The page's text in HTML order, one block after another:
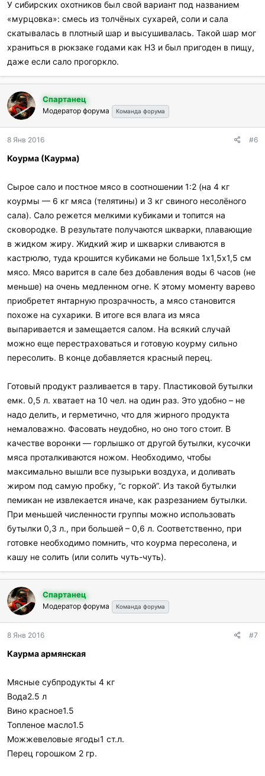
У сибирских охотников был свой вариант под названием
«мурцовка»: смесь из толчёных сухарей, соли и сала
скатывалась в плотный шар и высушивалась. Такой шар мог
храниться в рюкзаке годами как НЗ и был пригоден в пищу,
даже если сало прогоркло.
Спартанец
Модератор форума Команда форума
8 Янв 2016 #6
Коурма (Каурма)
Сырое сало и постное мясо в соотношении 1:2 (на 4 кг
коурмы — 6 кг мяса (телятины) и 3 кг свиного несолёного
сала). Сало режется мелкими кубиками и топится на
сковородке. В результате получаются шкварки, плавающие
в жидком жиру. Жидкий жир и шкварки сливаются в
кастрюлю, туда крошится кубиками не больше 1х1,5х1,5 см
мясо. Мясо варится в сале без добавления воды 6 часов (не
меньше) на очень медленном огне. К этому моменту варево
приобретет янтарную прозрачность, а мясо становится
похоже на сухарики. В итоге вся влага из мяса
выпаривается и замещается салом. На всякий случай
можно еще перестраховаться и готовую коурму сильно
пересолить. В конце добавляется красный перец.
Готовый продукт разливается в тару. Пластиковой бутылки
емк. 0,5 л. хватает на 10 чел. на один раз. Это удобно – не
надо делить, и герметично, что для жирного продукта
немаловажно. Фасовать неудобно, но оно того стоит. В
качестве воронки — горлышко от другой бутылки, кусочки
мяса проталкиваются ножом. Необходимо, чтобы
максимально вышли все пузырьки воздуха, и доливать
жиром под самую пробку, “с горкой”. Из такой бутылки
пемикан не извлекается иначе, как разрезанием бутылки.
При меньшей численности группы можно использовать
бутылки 0,3 л., при большей – 0,6 л. Соответственно, при
готовке необходимо помнить, что коурма пересолена, и
кашу не солить (или солить чуть-чуть).
Спартанец
Модератор форума Команда форума
8 Янв 2016 #7
Каурма армянская
Мясные субпродукты 4 кг
Вода2.5 л
Вино красное1.5
Топленое масло1.5
Можжевеловые ягоды1 ст.л.
Перец горошком 2 гр.